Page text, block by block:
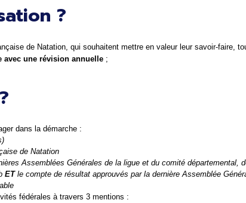
?
de Natation, qui souhaitent mettre en valeur leur savoir-faire,
avec une révision annuelle ;
dans la démarche :
de Natation
Assemblées Générales de la ligue et du comité départemental,
ET le compte de résultat approuvés par la dernière Assemblée
fédérales à travers 3 mentions :